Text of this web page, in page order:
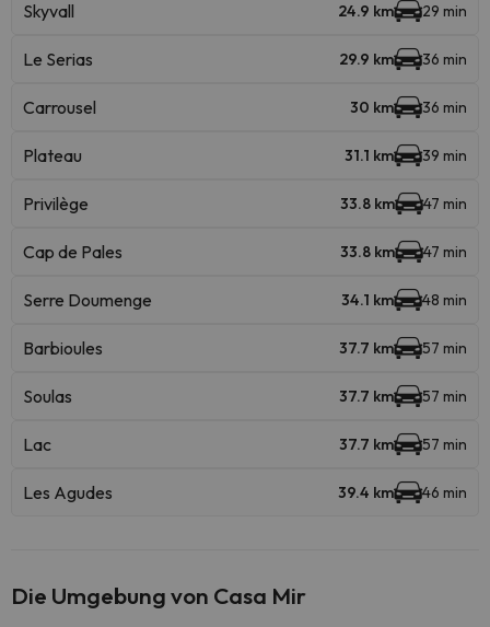
Skyvall 24.9 km 29 min
Le Serias 29.9 km 36 min
Carrousel 30 km 36 min
Plateau 31.1 km 39 min
Privilège 33.8 km 47 min
Cap de Pales 33.8 km 47 min
Serre Doumenge 34.1 km 48 min
Barbioules 37.7 km 57 min
Soulas 37.7 km 57 min
Lac 37.7 km 57 min
Les Agudes 39.4 km 46 min
Die Umgebung von Casa Mir